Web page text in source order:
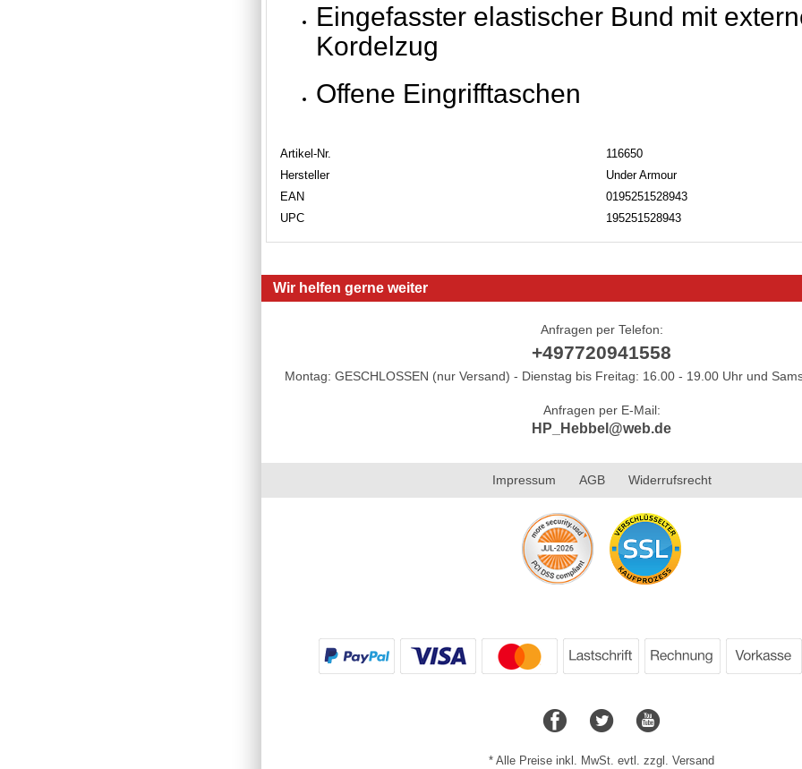
Eingefasster elastischer Bund mit
Kordelzug
Offene Eingrifftaschen
Artikel-Nr.
116650
Hersteller
Under Armour
EAN
0195251528943
UPC
195251528943
Wir helfen gerne weiter
Anfragen per Telefon:
+497720941558
Montag: GESCHLOSSEN (nur Versand) - Dienstag bis Freitag: 16.00 - 19.00 Uhr und
Anfragen per E-Mail:
HP_Hebbel@web.de
Impressum AGB Widerrufsrecht
* Alle Preise inkl. MwSt. evtl. zzgl. Versand